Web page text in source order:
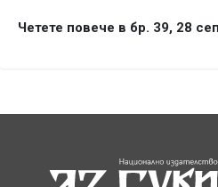
Четете повече в бр. 39, 28